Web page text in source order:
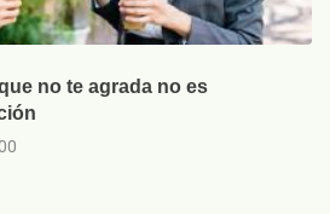
no te agrada no es